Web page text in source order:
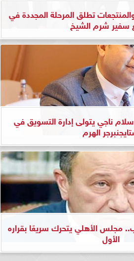
تطلق المرحلة المجددة في
سفير شرم الشيخ
ناجي يتولى إدارة التسويق في
الهرم
مجلس الأهلي يتحرك سريعًا بقراره
الأول